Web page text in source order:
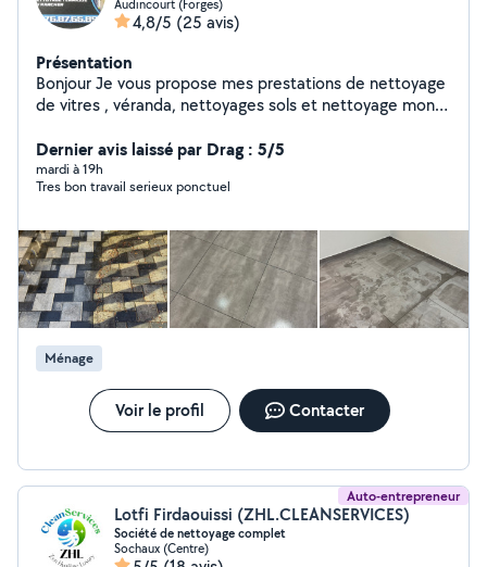
Audincourt (Forges)
4,8/5 (25 avis)
Présentation
Bonjour Je vous propose mes prestations de nettoyage
de vitres , véranda, nettoyages sols et nettoyage mono
Dernier avis laissé par Drag : 5/5
mardi à 19h
Tres bon travail serieux ponctuel
Ménage
Voir le profil Contacter
Auto-entrepreneur
Lotfi Firdaouissi (ZHL.CLEANSERVICES)
Société de nettoyage complet
Sochaux (Centre)